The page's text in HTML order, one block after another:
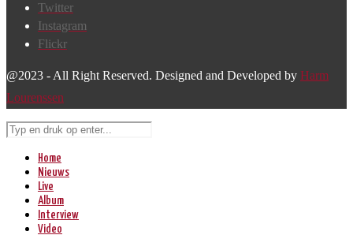
Twitter
Instagram
Flickr
@2023 - All Right Reserved. Designed and Developed by Harm
Lourenssen
Home
Nieuws
Live
Album
Interview
Video